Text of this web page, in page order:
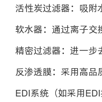
活性炭过滤器：吸附
软水器：通过离子交
精密过滤器：进一步
反渗透膜：采用高品
EDI系统（如采用EDI